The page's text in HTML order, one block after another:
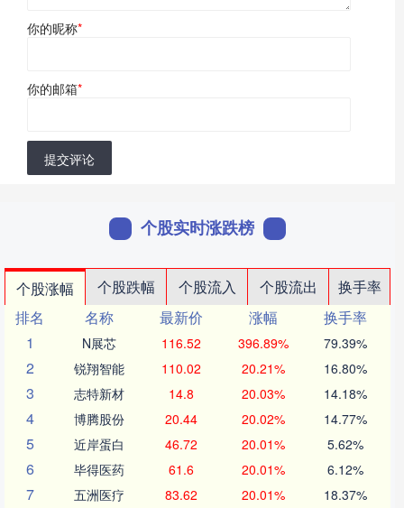
你的昵称*
你的邮箱*
提交评论
个股实时涨跌榜
个股涨幅 个股跌幅 个股流入 个股流出
换手率
排名
名称 最新价 涨幅
换手率
1
N展芯 116.52 396.89% 79.39%
2 锐翔智能 110.02 20.21% 16.80%
3 志特新材 14.8 20.03% 14.18%
4 博腾股份 20.44 20.02% 14.77%
5 近岸蛋白 46.72 20.01% 5.62%
6 毕得医药 61.6 20.01% 6.12%
7 五洲医疗 83.62 20.01% 18.37%